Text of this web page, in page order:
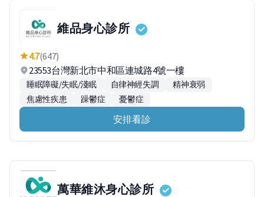
維品身心診所
4.7(647)
23553台灣新北市中和區連城路4號一樓
睡眠障礙/失眠/淺眠 自律神經失調
精神衰弱
焦慮性疾患
躁鬱症 憂鬱症
安排看診
萬華維沐身心診所